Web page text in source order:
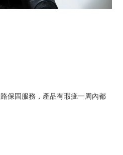
保固服務，產品有瑕疵一周內都